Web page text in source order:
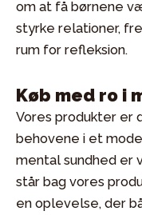
om at få børnene
styrke relationer,
rum for refleksion.
Køb med ro i
Vores produkter er
behovene i et
mental sundhed er
står bag vores
en oplevelse, der